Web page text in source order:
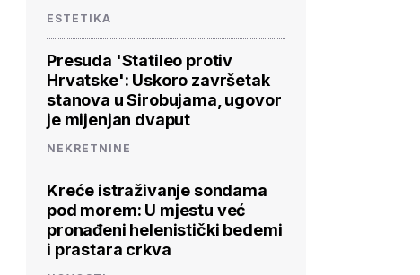
ESTETIKA
Presuda 'Statileo protiv
Hrvatske': Uskoro završetak
stanova u Sirobujama, ugovor
je mijenjan dvaput
NEKRETNINE
Kreće istraživanje sondama
pod morem: U mjestu već
pronađeni helenistički bedemi
i prastara crkva